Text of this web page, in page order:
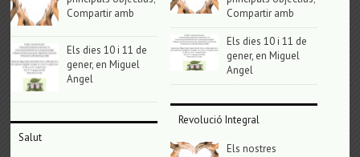
Compartir amb
Els dies 10 i 11 de
gener, en Miguel
Angel
Salut
Compartir amb
Els dies 10 i 11 de
gener, en Miguel
Angel
Revolució Integral
Els nostres